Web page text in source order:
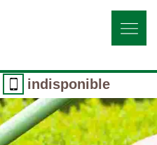
indisponible